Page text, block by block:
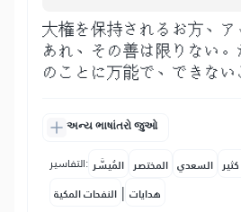
大権を保持されるお方、
あれ、その善は限りない。
のことに万能で、できない
અન્ય ભાષાંતરો જુઓ
التفاسير: المُيسَّر المختصر السعدي
النفحات المكية | هدايات